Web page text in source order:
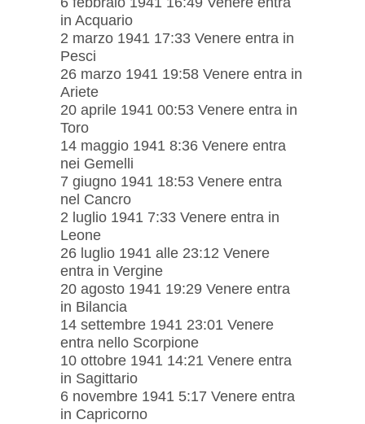
in Acquario
2 marzo 1941 17:33 Venere entra in
Pesci
26 marzo 1941 19:58 Venere entra in
Ariete
20 aprile 1941 00:53 Venere entra in
Toro
14 maggio 1941 8:36 Venere entra
nei Gemelli
7 giugno 1941 18:53 Venere entra
nel Cancro
2 luglio 1941 7:33 Venere entra in
Leone
26 luglio 1941 alle 23:12 Venere
entra in Vergine
20 agosto 1941 19:29 Venere entra
in Bilancia
14 settembre 1941 23:01 Venere
entra nello Scorpione
10 ottobre 1941 14:21 Venere entra
in Sagittario
6 novembre 1941 5:17 Venere entra
in Capricorno